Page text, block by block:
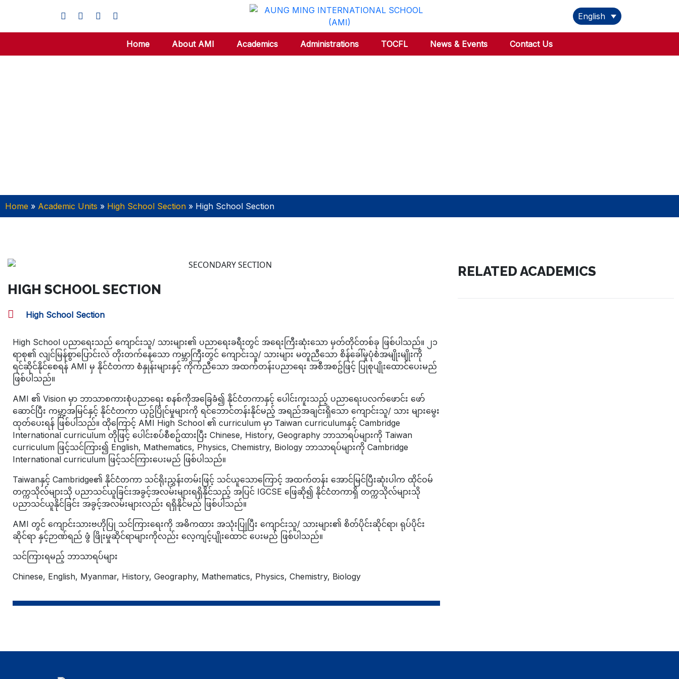
English
Home About AMI Academics Administrations TOCFL News & Events Contact Us
Home » Academic Units » High School Section » High School Section
HIGH SCHOOL SECTION
High School Section
High School ပညာရေးသည် ကျောင်းသူ/ သားများ၏ ပညာရေးခရီးတွင် အရေးကြီးဆုံးသော မှတ်တိုင်တစ်ခု ဖြစ်ပါသည်။ ၂၁
ရာစု၏ လျင်မြန်စွာပြောင်းလဲ တိုးတက်နေသော ကမ္ဘာကြီးတွင် ကျောင်းသူ/ သားများ မတူညီသော စိန်ခေါ်မှုပုံစံအမျိုးမျိုးကို
ရင်ဆိုင်နိုင်စေရန် AMI မှ နိုင်ငံတကာ စံနှုန်းများနှင့် ကိုက်ညီသော အထက်တန်းပညာရေး အစီအစဥ်ဖြင့် ပြုစုပျိုးထောင်ပေးမည်
ဖြစ်ပါသည်။
AMI ၏ Vision မှာ ဘာသာစကားစုံပညာရေး စနစ်ကိုအခြေခံ၍ နိုင်ငံတကာနှင့် ပေါင်းကူးသည့် ပညာရေးပလက်ဖောင်း ဖော်
ဆောင်ပြီး ကမ္ဘာ့အမြင်နှင့် နိုင်ငံတကာ ယှဥ်ပြိုင်မှုများကို ရင်ဘောင်တန်းနိုင်မည့် အရည်အချင်းရှိသော ကျောင်းသူ/ သား များမွေး
ထုတ်ပေးရန် ဖြစ်ပါသည်။ ထိုကြောင့် AMI High School ၏ curriculum မှာ Taiwan curriculumနှင့် Cambridge
International curriculum တိုဖြင့် ပေါင်းစပ်စီစဥ်ထားပြီး Chinese, History, Geography ဘာသာရပ်များကို Taiwan
curriculum ဖြင့်သင်ကြား၍ English, Mathematics, Physics, Chemistry, Biology ဘာသာရပ်များကို Cambridge
International curriculum ဖြင့်သင်ကြားပေးမည် ဖြစ်ပါသည်။
Taiwanနှင့် Cambridge၏ နိုင်ငံတကာ သင်ရိုးညွှန်းတမ်းဖြင့် သင်ယူသောကြောင့် အထက်တန်း အောင်မြင်ပြီးဆုံးပါက ထိုင်ဝမ်
တက္ကသိုလ်များသို ပညာသင်ယူခြင်းအခွင့်အလမ်းများရရှိနိုင်သည့် အပြင် IGCSE ဖြေဆို၍ နိုင်ငံတကာရှိ တက္ကသိုလ်များသို
ပညာသင်ယူနိုင်ခြင်း အခွင့်အလမ်းများလည်း ရရှိနိုင်မည် ဖြစ်ပါသည်။
AMI တွင် ကျောင်းသားဗဟိုပြု သင်ကြားရေးကို အဓိကထား အသုံးပြုပြီး ကျောင်းသူ/ သားများ၏ စိတ်ပိုင်းဆိုင်ရာ၊ ရုပ်ပိုင်း
ဆိုင်ရာ နှင့်ဉာဏ်ရည် ဖွံ ဖြိုးမှုဆိုင်ရာများကိုလည်း လေ့ကျင့်ပျိုးထောင် ပေးမည် ဖြစ်ပါသည်။
သင်ကြားရမည့် ဘာသာရပ်များ
Chinese, English, Myanmar, History, Geography, Mathematics, Physics, Chemistry, Biology
RELATED ACADEMICS